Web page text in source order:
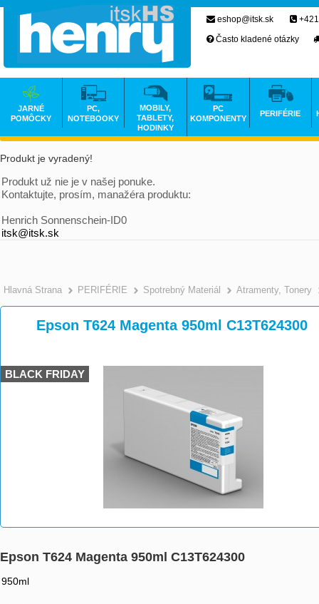
Produkt je vyradený!
Produkt už nie je v našej ponuke.
Kontaktujte, prosím, manažéra produktu:
Henrich Sonnenschein-ID0
itsk@itsk.sk
Hlavná Strana >
PERIFÉRIE >
Spotrebný Materiál >
Atramenty, Tonery
Epson T624 Magenta 950ml C13T624300
BLACK FRIDAY
Epson T624 Magenta 950ml C13T624300
950ml
eshop@itsk.sk
Často kladené otázky
JARNÉ
POMÔCKY
PC,
NOTEBOOKY
MOBILY,
TABLETY,
HODINKY
PC
KOMPONENTY
PERIFÉRIE